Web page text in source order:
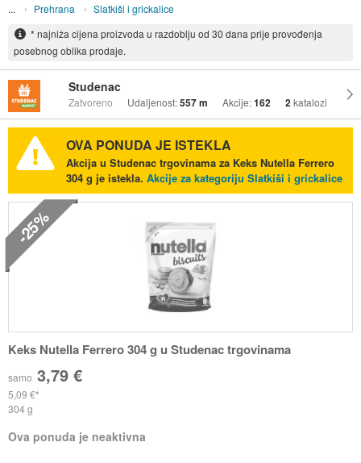
Prehrana
Slatkiši i grickalice
* najniža cijena proizvoda u razdoblju od 30 dana prije provođenja
posebnog oblika prodaje.
Studenac
Zatvoreno Udaljenost:557 m Akcije:162 2katalozi
OVA PONUDA JE ISTEKLA
Akcija u Studenac trgovinama za Keks Nutella Ferrero
304 g je istekla. Akcije za kategoriju Slatkiši i grickalice
-25%
Keks Nutella Ferrero 304 g u Studenac trgovinama
samo 3,79 €
5,09 €
304 g
Ova ponuda je neaktivna